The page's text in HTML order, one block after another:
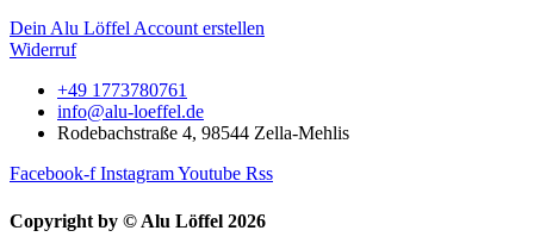
Dein Alu Löffel Account erstellen
Widerruf
+49 1773780761
info@alu-loeffel.de
Rodebachstraße 4, 98544 Zella-Mehlis
Facebook-f InstagramYoutube Rss
Copyright by © Alu Löffel 2026